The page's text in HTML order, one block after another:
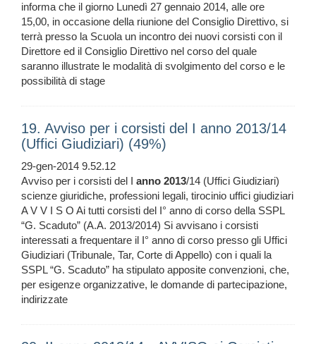
informa che il giorno Lunedì 27 gennaio 2014, alle ore
15,00, in occasione della riunione del Consiglio Direttivo, si
terrà presso la Scuola un incontro dei nuovi corsisti con il
Direttore ed il Consiglio Direttivo nel corso del quale
saranno illustrate le modalità di svolgimento del corso e le
possibilità di stage
19. Avviso per i corsisti del I anno 2013/14
(Uffici Giudiziari) (49%)
29-gen-2014 9.52.12
Avviso per i corsisti del I anno 2013/14 (Uffici Giudiziari)
scienze giuridiche, professioni legali, tirocinio uffici giudiziari
A V V I S O Ai tutti corsisti del I° anno di corso della SSPL
“G. Scaduto” (A.A. 2013/2014) Si avvisano i corsisti
interessati a frequentare il I° anno di corso presso gli Uffici
Giudiziari (Tribunale, Tar, Corte di Appello) con i quali la
SSPL “G. Scaduto” ha stipulato apposite convenzioni, che,
per esigenze organizzative, le domande di partecipazione,
indirizzate